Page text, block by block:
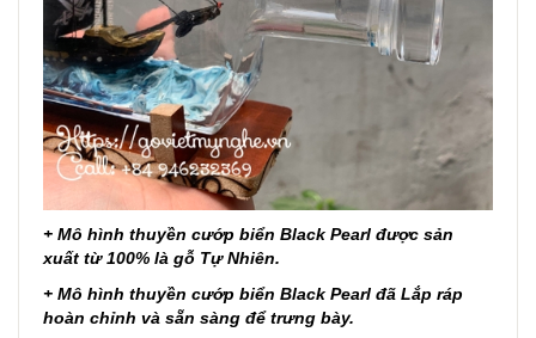
+ Mô hình thuyền cướp biển Black Pearl được sản
xuất từ 100% là gỗ Tự Nhiên.
+ Mô hình thuyền cướp biển Black Pearl đã Lắp ráp
hoàn chỉnh và sẵn sàng để trưng bày.